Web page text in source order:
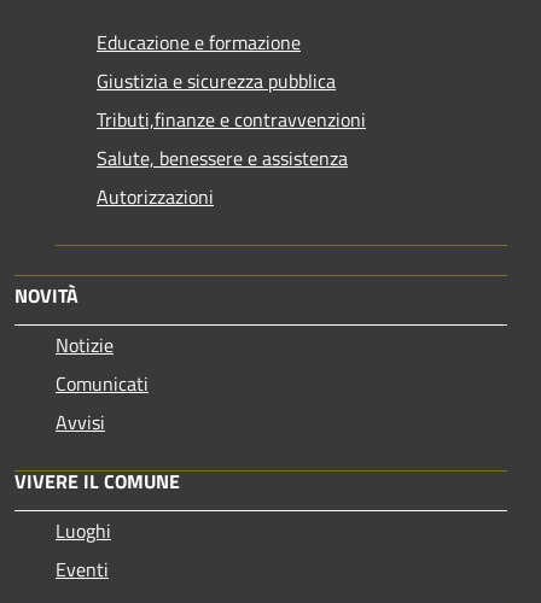
Educazione e formazione
Giustizia e sicurezza pubblica
Tributi,finanze e contravvenzioni
Salute, benessere e assistenza
Autorizzazioni
NOVITÀ
Notizie
Comunicati
Avvisi
VIVERE IL COMUNE
Luoghi
Eventi